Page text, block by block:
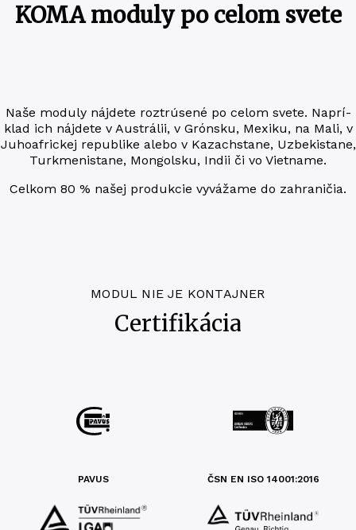
KOMA moduly po celom svete
Naše modu­ly nájde­te roztrúsené po celom svete. Naprí­
klad ich nájde­te v Aus­trá­lii, v Grón­sku, Mexi­ku, na Mali, v
Juho­af­ric­kej repub­li­ke alebo v Kaza­chsta­ne, Uzbekista­ne,
Turkme­nista­ne, Mon­gol­sku, Indii či vo Vietname.
Cel­kom 80 % našej pro­duk­cie vyvá­ža­me do zahraničia.
MODUL NIE JE KONTAJNER
Certifikácia
PAVUS ČSN EN ISO 14001:2016